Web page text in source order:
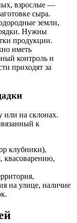
взрослые —
сыра.
земли,
Нужны
продукции.
иметь
контроль и
приходят за
или на склонах.
к
клубники),
квасоварению,
на улице, наличие